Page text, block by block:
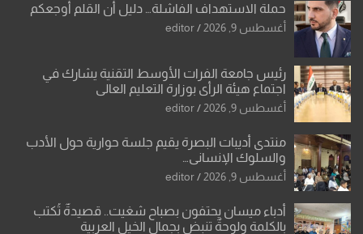
حملة الاستهداف الفاشلة… دليل أن القلم أوجعكم
أغسطس 9, 2026 editor
رئيس جامعة الفرات الأوسط التقنية يشارك في
اجتماع هيئة الرأي بوزارة التعليم العالي
أغسطس 9, 2026 editor
منتدى أديبات البصرة يقيم جلسة حوارية حول الأدب
والسلوك الإنساني…
أغسطس 9, 2026 editor
أدباء ميسان يحتفون بصباح شغيت.. قصيدةٌ تُكتب
بالكلمة ولوحةٌ تنبض بجمال الخيل العربية